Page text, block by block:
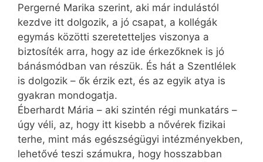
Pergerné Marika szerint, aki már indulástól
kezdve itt dolgozik, a jó csapat, a kollégák
egymás közötti szeretetteljes viszonya a
biztosíték arra, hogy az ide érkezőknek is jó
bánásmódban van részük. És hát a Szentlélek
is dolgozik – ők érzik ezt, és az egyik atya is
gyakran mondogatja.
Éberhardt Mária – aki szintén régi munkatárs –
úgy véli, az, hogy itt kisebb a nővérek fizikai
terhe, mint más egészségügyi intézményekben,
lehetővé teszi számukra, hogy hosszabban